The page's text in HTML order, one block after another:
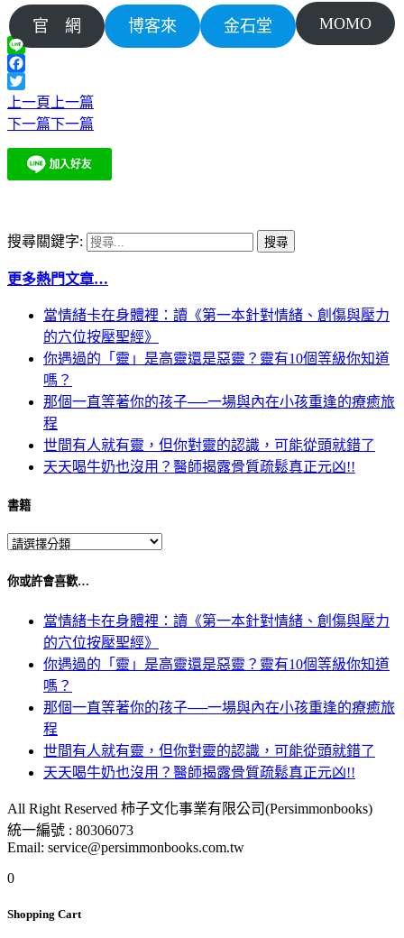
官 網 博客來 金石堂 MOMO
Line
Facebook
Twitter
上一頁 上一篇
下一篇下一篇
搜尋關鍵字:
更多熱門文章…
當情緒卡在身體裡：讀《第一本針對情緒、創傷與壓力
的穴位按壓聖經》
你遇過的「靈」是高靈還是惡靈？靈有10個等級你知道
嗎？
那個一直等著你的孩子──一場與內在小孩重逢的療癒旅
程
世間有人就有靈，但你對靈的認識，可能從頭就錯了
天天喝牛奶也沒用？醫師揭露骨質疏鬆真正元凶!!
書籍
你或許會喜歡…
當情緒卡在身體裡：讀《第一本針對情緒、創傷與壓力
的穴位按壓聖經》
你遇過的「靈」是高靈還是惡靈？靈有10個等級你知道
嗎？
那個一直等著你的孩子──一場與內在小孩重逢的療癒旅
程
世間有人就有靈，但你對靈的認識，可能從頭就錯了
天天喝牛奶也沒用？醫師揭露骨質疏鬆真正元凶!!
All Right Reserved 柿子文化事業有限公司(Persimmonbooks)
統一編號 : 80306073
Email: service@persimmonbooks.com.tw
0
Shopping Cart